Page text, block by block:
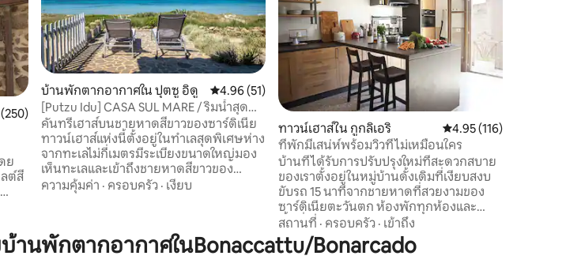
ฉลี่ย 4.94 จาก 5, 250 รีวิว
ย
ต์สี
ณ์
บ้านพักตากอากาศใน ปุตซู อิดู คะแนนเฉลี่ย 4.96 จาก 5, 51 รีวิว
4.96 (51)
[Putzu Idu] CASA SUL MARE / ริมน้ำสุด
พิเศษ
คันทรีเฮาส์บนชายหาดสีขาวของซาร์ดิเนีย
ทาวน์เฮาส์แห่งนี้ตั้งอยู่ในทำเลสุดพิเศษห่าง
จากทะเลไม่กี่เมตรมีระเบียงขนาดใหญ่มอง
เห็นทะเลและเข้าถึงชายหาดสีขาวของ
Putzu Idu ได้โดยตรง ได้รับการปรับปรุง
ตกแต่งและติดตั้งทุกอย่าง: ห้องนอนคู่ 2
ระเบียงทางเข้าและที่จอดรถส่วนตัว เหมาะ
สำหรับนักเดินทางจากทั่วโลก ตลาดร้านค้า
ความคุ้มค่า · ครอบครัว · เงียบ
ทาวน์เฮาส์ใน กูกลิเอริ คะแนนเฉลี่ย 4.95 จาก
4.95 (116)
ที่พักมีเสน่ห์พร้อมวิวที่ไม่เหมือนใคร
บ้านที่ได้รับการปรับปรุงใหม่ที่สะดวกสบาย
ของเราตั้งอยู่ในหมู่บ้านดั้งเดิมที่เงียบสงบ
ขับรถ 15 นาทีจากชายหาดที่สวยงามของ
ซาร์ดิเนียตะวันตก ห้องพักทุกห้องและ
พื้นที่กลางแจ้งมีวิวหมู่บ้านธรรมชาติหรือ
ทะเลที่ไม่เหมือนใคร สัมผัสอาหารอร่อยการ
ชิมไวน์การตกปลาวัฒนธรรม Nuraghic
สถานที่ · ครอบครัว · เข้าถึง
นพักตากอากาศในBonaccattu/Bonarcado